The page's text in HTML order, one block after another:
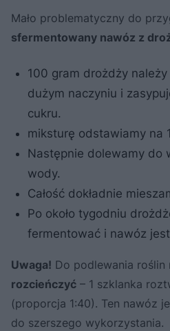
Mało problematyczny do
sfermentowany nawóz z
100 gram drożdży
dużym naczyniu i
cukru.
miksturę odstawiamy na
Następnie dolewamy do
wody.
Całość dokładnie
Po około tygodniu
fermentować i nawóz
Uwaga! Do podlewania roślin
rozcieńczyć – 1 szklanka
(proporcja 1:40). Ten nawóz
do szerszego wykorzystania.